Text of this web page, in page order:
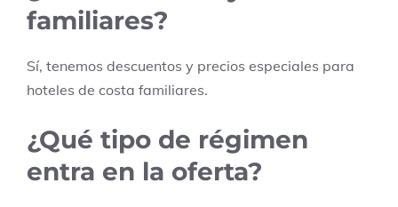
familiares?
Sí, tenemos descuentos y precios especiales para
hoteles de costa familiares.
¿Qué tipo de régimen
entra en la oferta?